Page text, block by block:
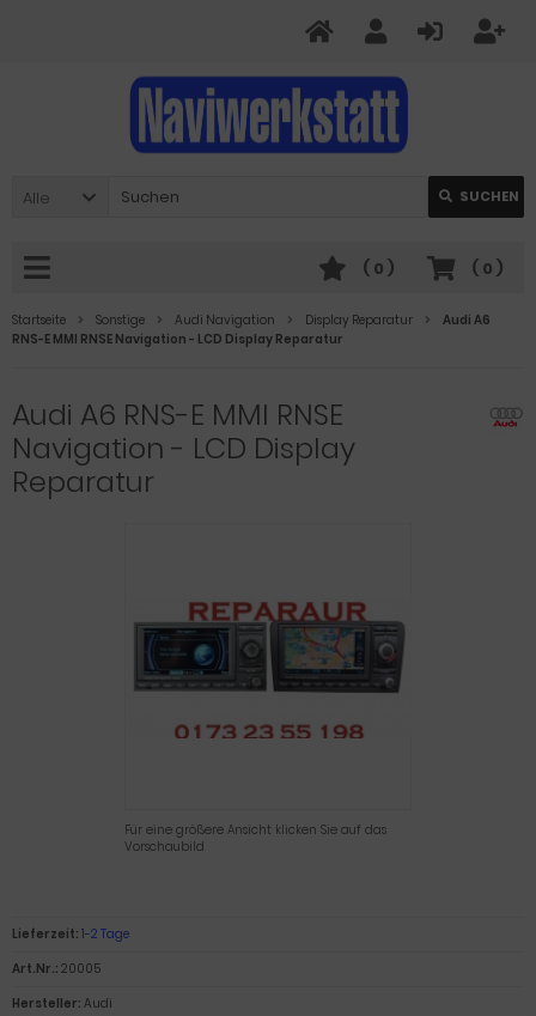
Alle SUCHEN
( 0 )
( 0 )
Startseite Sonstige Audi Navigation Display Reparatur
Audi A6
RNS-E MMI RNSE Navigation - LCD Display Reparatur
Audi A6 RNS-E MMI RNSE
Navigation - LCD Display
Reparatur
Für eine größere Ansicht klicken Sie auf das
Vorschaubild
Lieferzeit: 1-2 Tage
Art.Nr.: 20005
Hersteller: Audi